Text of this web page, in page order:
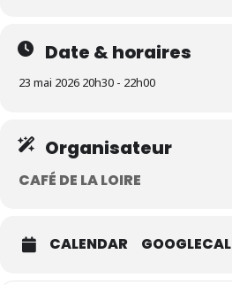
Date & horaires
23 mai 2026 20h30 - 22h00
Organisateur
CAFÉ DE LA LOIRE
CALENDAR GOOGLECAL